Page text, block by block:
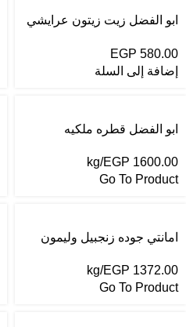
ابو الفضل زيت زيتون عرايشي
EGP 580.00
إضافة إلى السلة
ابو الفضل قطره ملكيه
EGP 1600.00
/kg
Go To Product
امانتي جوده زنجبيل وليمون
EGP 1372.00
/kg
Go To Product